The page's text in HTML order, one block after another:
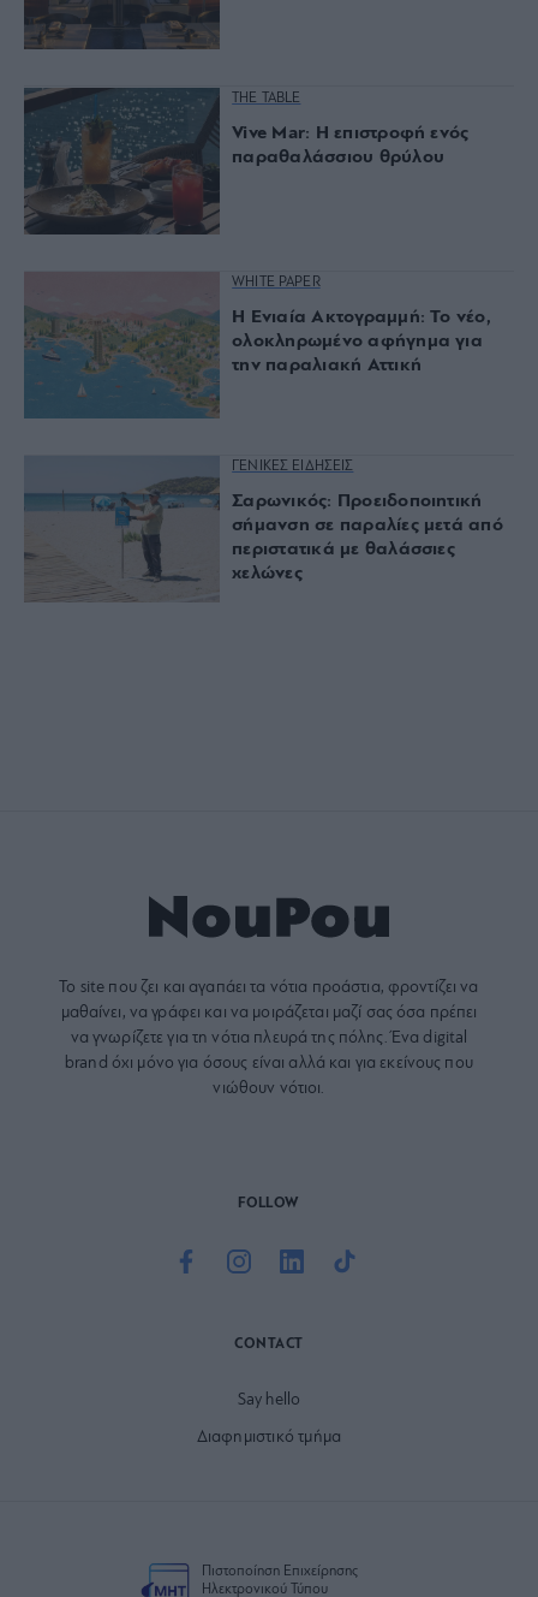
THE TABLE
Vive Mar: Η επιστροφή ενός
παραθαλάσσιου θρύλου
WHITE PAPER
Η Ενιαία Ακτογραμμή: Το νέο,
ολοκληρωμένο αφήγημα για
την παραλιακή Αττική
ΓΕΝΙΚΕΣ ΕΙΔΗΣΕΙΣ
Σαρωνικός: Προειδοποιητική
σήμανση σε παραλίες μετά από
περιστατικά με θαλάσσιες
χελώνες
Το site που ζει και αγαπάει τα νότια προάστια, φροντίζει να
μαθαίνει, να γράφει και να μοιράζεται μαζί σας όσα πρέπει
να γνωρίζετε για τη νότια πλευρά της πόλης. Ένα digital
brand όχι μόνο για όσους είναι αλλά και για εκείνους που
νιώθουν νότιοι.
FOLLOW
CONTACT
Say hello
Διαφημιστικό τμήμα
Πιστοποίηση Επιχείρησης
Ηλεκτρονικού Τύπου